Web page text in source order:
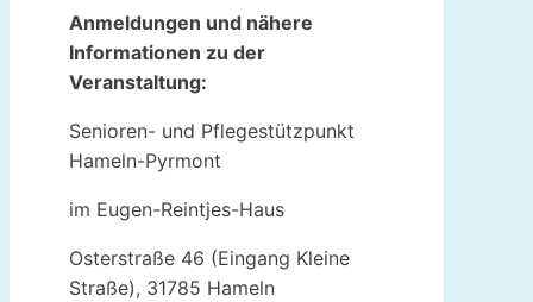
Anmeldungen und nähere
Informationen zu der
Veranstaltung:
Senioren- und Pflegestützpunkt
Hameln-Pyrmont
im Eugen-Reintjes-Haus
Osterstraße 46 (Eingang Kleine
Straße), 31785 Hameln